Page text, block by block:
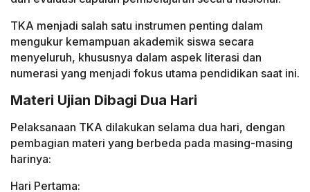
TKA menjadi salah satu instrumen penting dalam
mengukur kemampuan akademik siswa secara
menyeluruh, khususnya dalam aspek literasi dan
numerasi yang menjadi fokus utama pendidikan saat ini.
Materi Ujian Dibagi Dua Hari
Pelaksanaan TKA dilakukan selama dua hari, dengan
pembagian materi yang berbeda pada masing-masing
harinya:
Hari Pertama: